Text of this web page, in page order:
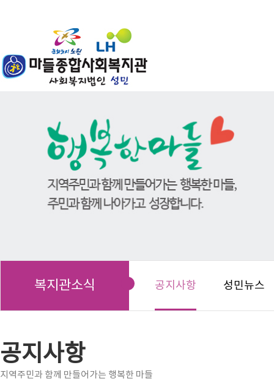
복지관소식 공지사항 성민뉴스
공지사항
지역주민과 함께 만들어가는 행복한 마들